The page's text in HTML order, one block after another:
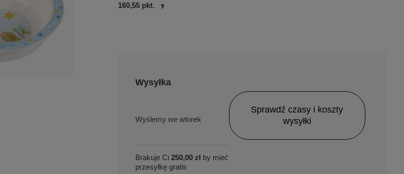
160,55 pkt.
Wysyłka
we wtorek
Brakuje Ci 250,00 zł by mieć
przesyłkę gratis
Sprawdź czasy i koszty
wysyłki